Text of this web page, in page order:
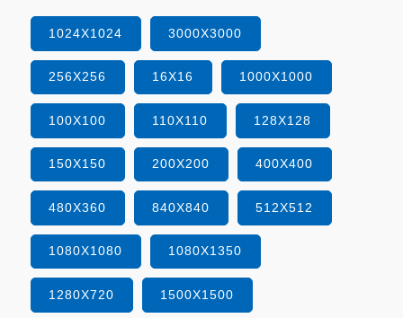
1024X1024 3000X3000
256X256 16X16 1000X1000
100X100 110X110 128X128
150X150 200X200 400X400
480X360 840X840 512X512
1080X1080 1080X1350
1280X720 1500X1500